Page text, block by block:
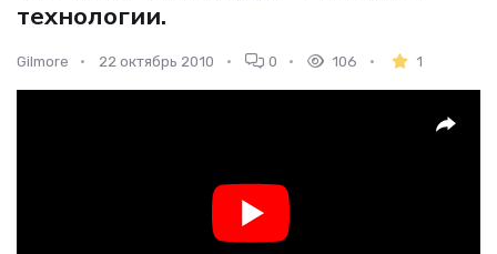
технологии.
Gilmore 22 октябрь 2010 0 106 1